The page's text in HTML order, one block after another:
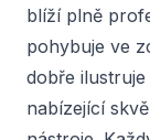
blíží plně
pohybuje ve
dobře
nabízející